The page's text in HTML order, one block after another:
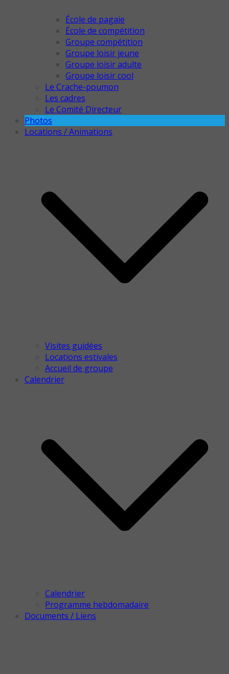
École de pagaie
École de compétition
Groupe compétition
Groupe loisir jeune
Groupe loisir adulte
Groupe loisir cool
Le Crache-poumon
Les cadres
Le Comité Directeur
Photos
Locations / Animations
Visites guidées
Locations estivales
Accueil de groupe
Calendrier
Calendrier
Programme hebdomadaire
Documents / Liens